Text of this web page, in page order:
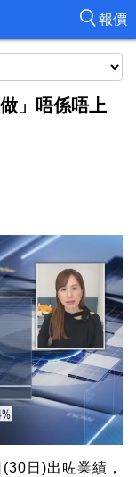
報價
」唔係唔上
日)出咗業績，